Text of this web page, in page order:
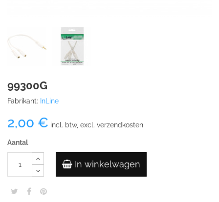
99300G
Fabrikant: InLine
2,00 € incl. btw, excl. verzendkosten
Aantal
In winkelwagen